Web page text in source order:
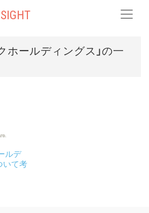
ホールディングス」の一
ルデ
いて考